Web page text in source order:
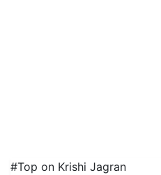
#Top on Krishi Jagran